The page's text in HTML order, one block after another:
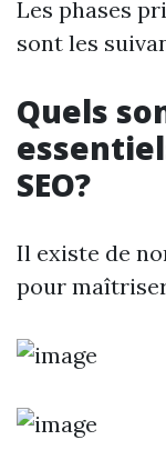
Les phases
sont les
Quels
SEO?
Il existe de
pour